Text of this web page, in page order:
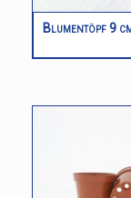
Blumentöpf 9